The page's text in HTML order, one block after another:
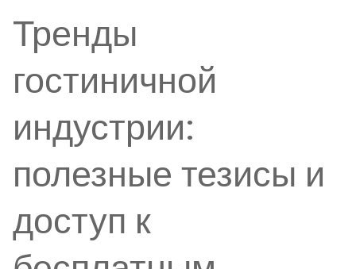
Тренды
гостиничной
индустрии:
полезные тезисы и
доступ к